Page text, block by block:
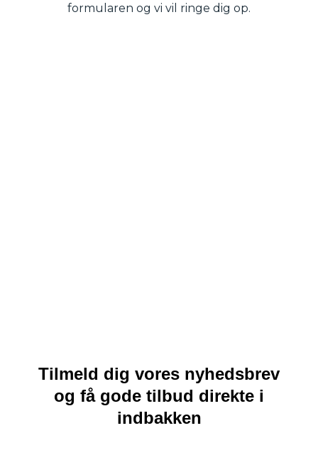
formularen og vi vil ringe dig op.
Tilmeld dig vores nyhedsbrev
og få gode tilbud direkte i
indbakken